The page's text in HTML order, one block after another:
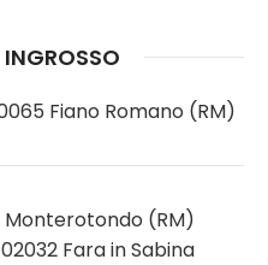
Fiano Romano (RM)
Monterotondo (RM)
Fara in Sabina